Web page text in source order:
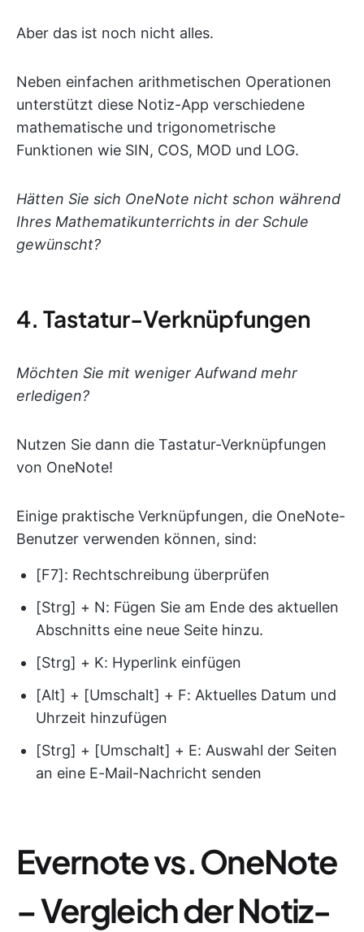
Aber das ist noch nicht alles.
Neben einfachen arithmetischen Operationen
unterstützt diese Notiz-App verschiedene
mathematische und trigonometrische
Funktionen wie SIN, COS, MOD und LOG.
Hätten Sie sich OneNote nicht schon während
Ihres Mathematikunterrichts in der Schule
gewünscht?
4. Tastatur-Verknüpfungen
Möchten Sie mit weniger Aufwand mehr
erledigen?
Nutzen Sie dann die Tastatur-Verknüpfungen
von OneNote!
Einige praktische Verknüpfungen, die OneNote-
Benutzer verwenden können, sind:
[F7]: Rechtschreibung überprüfen
[Strg] + N: Fügen Sie am Ende des aktuellen
Abschnitts eine neue Seite hinzu.
[Strg] + K: Hyperlink einfügen
[Alt] + [Umschalt] + F: Aktuelles Datum und
Uhrzeit hinzufügen
[Strg] + [Umschalt] + E: Auswahl der Seiten
an eine E-Mail-Nachricht senden
Evernote vs. OneNote
– Vergleich der Notiz-